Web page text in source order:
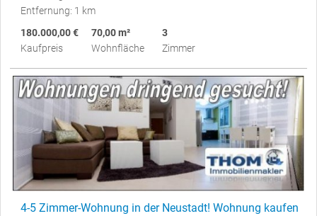
Entfernung: 1 km
180.000,00 €
Kaufpreis
70,00 m²
Wohnfläche
3
Zimmer
4-5 Zimmer-Wohnung in der Neustadt! Wohnung kaufen